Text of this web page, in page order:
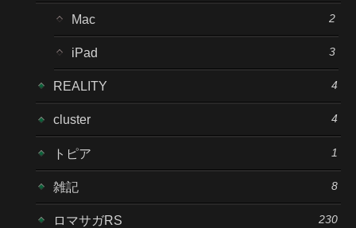
Mac 2
iPad 3
REALITY 4
cluster 4
トピア 1
雑記 8
ロマサガRS 230